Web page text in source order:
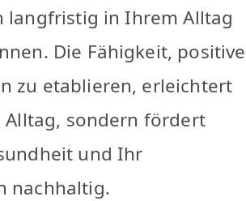
langfristig in Ihrem Alltag
Die Fähigkeit, positive
zu etablieren, erleichtert
sondern fördert
und Ihr
nachhaltig.